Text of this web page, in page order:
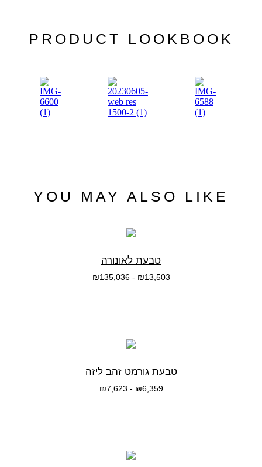
PRODUCT LOOKBOOK
YOU MAY ALSO LIKE
טבעת לאונורה
₪13,503
-
₪135,036
טבעת גורמט זהב ליזה
₪6,359
-
₪7,623